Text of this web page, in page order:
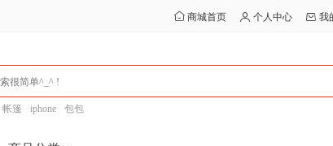
商城首页 个人中心 我
帐篷 iphone 包包